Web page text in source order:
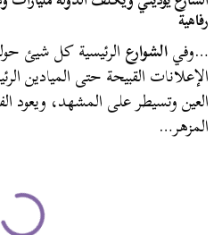
رفاهية
…وفيالشوارعالرئيسية كل شيئ
الإعلانات القبيحة حتى الميادين
العين وتسيطر على المشهد،
المزهر…